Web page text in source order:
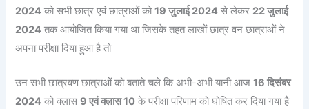
2024 को सभी छात्र एवं छात्राओं को19 जुलाई 2024 से लेकर 22 जुलाई
2024 तक आयोजित किया गया था जिसके तहत लाखों छात्र वन छात्राओं ने
अपना परीक्षा दिया हुआ है तो
उन सभी छात्रवण छात्राओं को बताते चले कि अभी-अभी यानी आज16 दिसंबर
2024 को क्लास 9 एवं क्लास 10 के परीक्षा परिणाम को घोषित कर दिया गया है